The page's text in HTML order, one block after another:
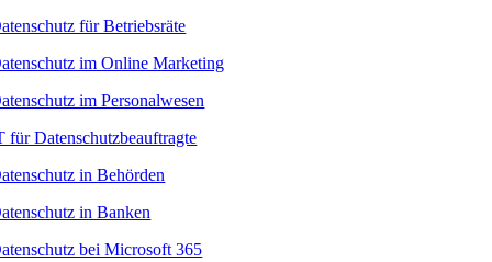
für Betriebsräte
im Online Marketing
im Personalwesen
für Datenschutzbeauftragte
in Behörden
in Banken
bei Microsoft 365